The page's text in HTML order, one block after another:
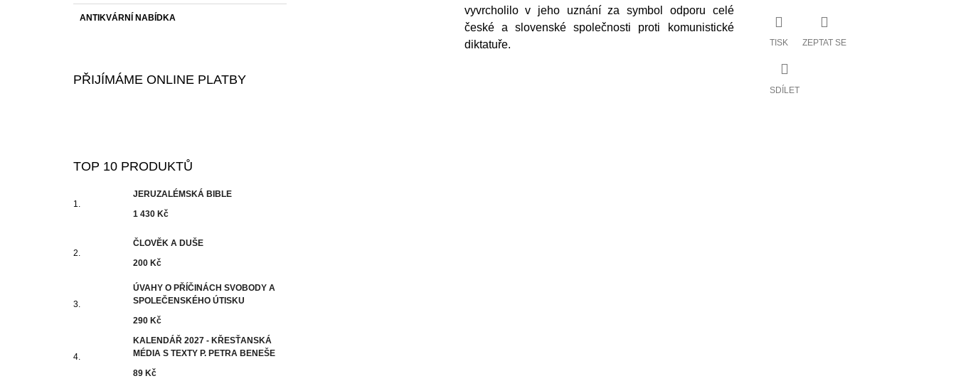
ANTIKVÁRNÍ NABÍDKA
PŘIJÍMÁME ONLINE PLATBY
TOP 10 PRODUKTŮ
JERUZALÉMSKÁ BIBLE
1 430 Kč
ČLOVĚK A DUŠE
200 Kč
ÚVAHY O PŘÍČINÁCH SVOBODY A
SPOLEČENSKÉHO ÚTISKU
290 Kč
KALENDÁŘ 2027 - KŘESŤANSKÁ
MÉDIA S TEXTY P. PETRA BENEŠE
89 Kč
vyvrcholilo v jeho uznání za symbol odporu celé
české a slovenské společnosti proti komunistické
diktatuře.
TISK ZEPTAT SE
SDÍLET